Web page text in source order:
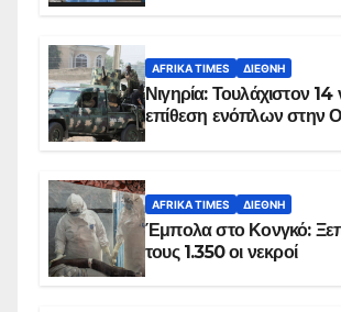
AFRIKA TIMES ΔΙΕΘΝΉ
Νιγηρία: Τουλάχιστον
επίθεση ενόπλων στην
AFRIKA TIMES ΔΙΕΘΝΉ
Έμπολα στο Κονγκό:
τους 1.350 οι νεκροί